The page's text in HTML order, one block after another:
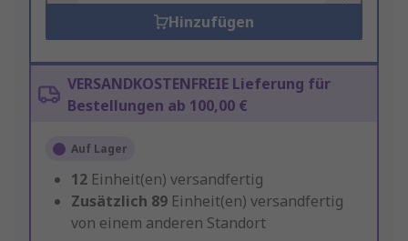
Hinzufügen
VERSANDKOSTENFREIE Lieferung für
Bestellungen ab 100,00 €
Auf Lager
12 Einheit(en) versandfertig
Zusätzlich 89 Einheit(en) versandfertig
von einem anderen Standort